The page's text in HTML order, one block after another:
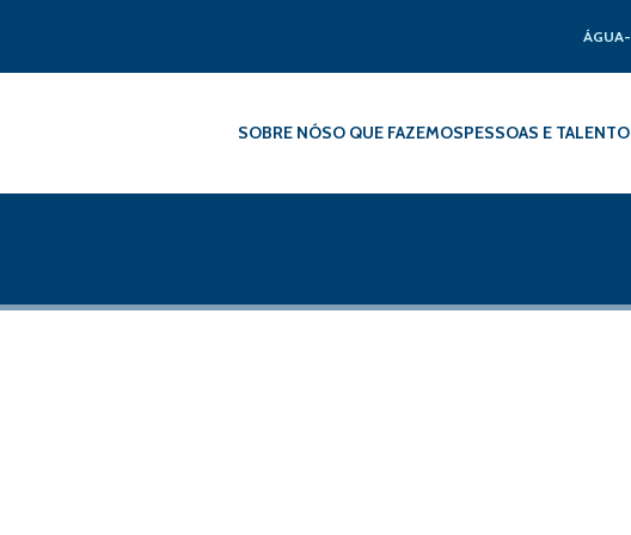
ÁGUA-
SOBRE NÓSO QUE FAZEMOSPESSOAS E TALENTO